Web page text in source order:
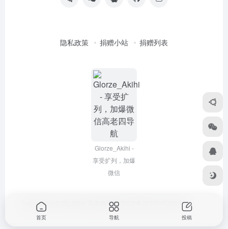
隐私政策 捐赠小站 捐赠列表
Glorze_Akihi -
享受扩列，加爆
微信
Copyright © 2022-2026 高老四导航 浙ICP备2020045320号-3
首页 导航 投稿